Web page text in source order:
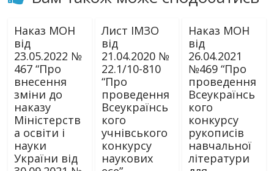
Наказ МОН
від
23.05.2022 №
467 “Про
внесення
зміни до
наказу
Міністерств
а освіти і
науки
України від
Лист ІМЗО
від
21.04.2020 №
22.1/10-810
“Про
проведення
Всеукраїнсь
кого
учнівського
конкурсу
наукових
Наказ МОН
від
26.04.2021
№469 “Про
проведення
Всеукраїнсь
кого
конкурсу
рукописів
навчальної
літератури